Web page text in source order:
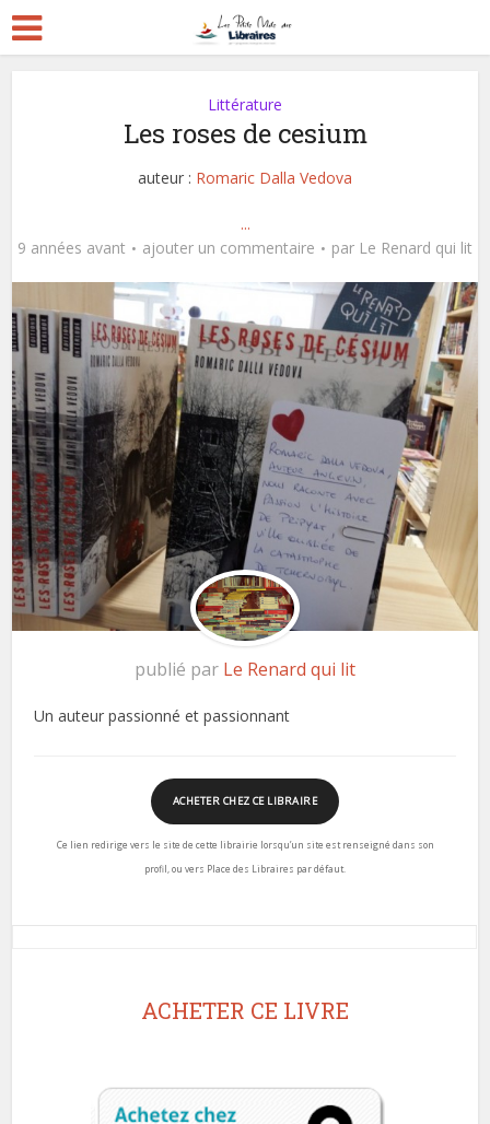
Littérature
Les roses de cesium
auteur : Romaric Dalla Vedova
...
9 années avant
ajouter un commentaire par Le Renard qui lit
publié par Le Renard qui lit
Un auteur passionné et passionnant
ACHETER CHEZ CE LIBRAIRE
Ce lien redirige vers le site de cette librairie lorsqu’un site est renseigné dans son
profil, ou vers Place des Libraires par défaut.
ACHETER CE LIVRE